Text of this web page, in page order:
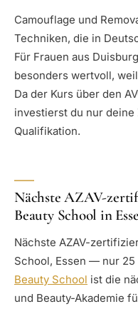
Camouflage und
Techniken, die in
Für Frauen aus
besonders wertvoll,
Da der Kurs über den
investierst du nur
Qualifikation.
Nächste AZAV-
Beauty School in
Nächste AZAV-
School, Essen — nur
Beauty School ist die
und Beauty-Akademie